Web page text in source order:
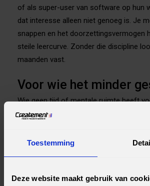
Toestemming
Deze website maakt gebruik van
of als super-user van software op hun
dat interesse alleen niet genoeg is. Je
snappen en het doorzettingsvermogen
steile leercurve. Zonder die discipline
maanden vast.
Voor wie het minder
Wie geen tijd of mentale ruimte heeft
programma, kan beter wachten.
vrijblijvende cursus. De selectie filtert dit
erdoorheen. Dat is geen toeval maar